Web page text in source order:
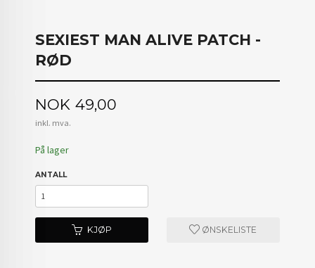
SEXIEST MAN ALIVE PATCH -
RØD
Pris
NOK 49,00
inkl. mva.
På lager
ANTALL
KJØP ØNSKELISTE